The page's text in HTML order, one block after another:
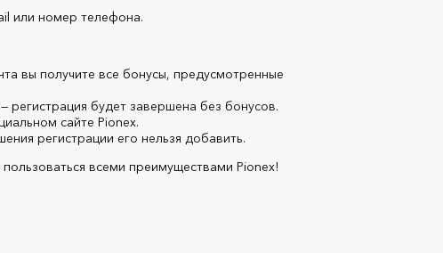
или номер телефона.
вы получите все бонусы, предусмотренные
регистрация будет завершена без бонусов.
сайте Pionex.
регистрации его нельзя добавить.
всеми преимуществами Pionex!